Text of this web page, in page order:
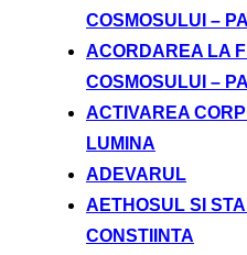
COSMOSULUI –
ACORDAREA LA
COSMOSULUI –
ACTIVAREA
LUMINA
ADEVARUL
AETHOSUL SI
CONSTIINTA